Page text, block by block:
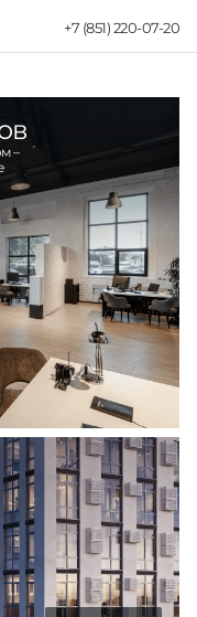
+7 (851) 220-07-20
–